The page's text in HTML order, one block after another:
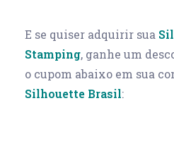
E se quiser adquirir sua
Stamping, ganhe um
o cupom abaixo em sua
Silhouette Brasil: